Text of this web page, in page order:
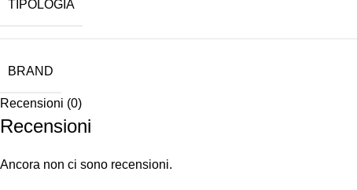
TIPOLOGIA
BRAND
Recensioni (0)
Recensioni
Ancora non ci sono recensioni.